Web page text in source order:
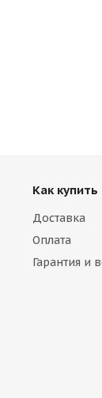
Как купить
Доставка
Оплата
Гарантия и